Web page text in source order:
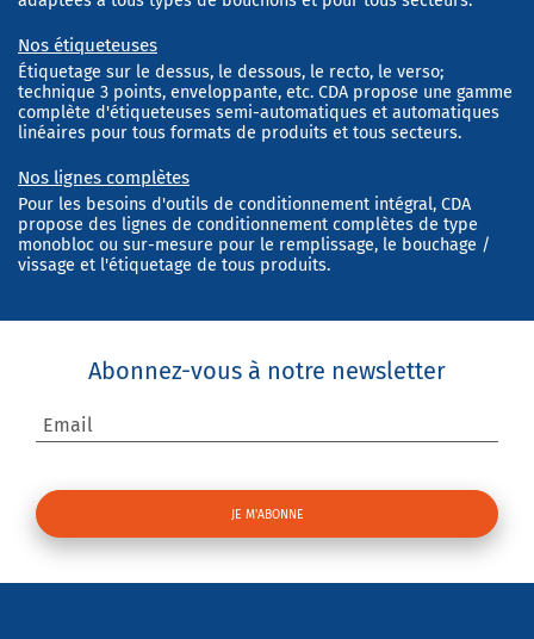
Nos étiqueteuses
Étiquetage sur le dessus, le dessous, le recto, le verso;
technique 3 points, enveloppante, etc. CDA propose une gamme
complète d'étiqueteuses semi-automatiques et automatiques
linéaires pour tous formats de produits et tous secteurs.
Nos lignes complètes
Pour les besoins d'outils de conditionnement intégral, CDA
propose des lignes de conditionnement complètes de type
monobloc ou sur-mesure pour le remplissage, le bouchage /
vissage et l'étiquetage de tous produits.
Abonnez-vous à notre newsletter
Email